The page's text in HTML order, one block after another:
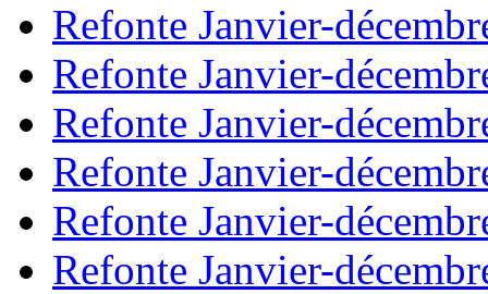
Refonte Janvier-
Refonte Janvier-
Refonte Janvier-
Refonte Janvier-
Refonte Janvier-
Refonte Janvier-